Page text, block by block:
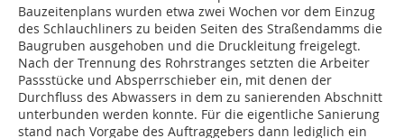
Bauzeitenplans wurden etwa zwei Wochen vor dem Einzug
des Schlauchliners zu beiden Seiten des Straßendamms die
Baugruben ausgehoben und die Druckleitung freigelegt.
Nach der Trennung des Rohrstranges setzten die Arbeiter
Passstücke und Absperrschieber ein, mit denen der
Durchfluss des Abwassers in dem zu sanierenden Abschnitt
unterbunden werden konnte. Für die eigentliche Sanierung
stand nach Vorgabe des Auftraggebers dann lediglich ein